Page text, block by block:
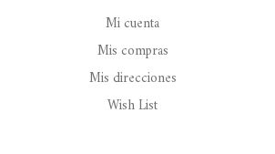
Mi cuenta
Mis compras
Mis direcciones
Wish List